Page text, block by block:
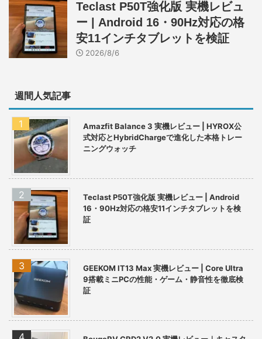
Teclast P50T強化版 実機レビュ
ー | Android 16・90Hz対応の格
安11インチタブレットを検証
2026/8/6
週間人気記事
Amazfit Balance 3 実機レビュー | HYROX公
式対応とHybridChargeで進化した本格トレー
ニングウォッチ
Teclast P50T強化版 実機レビュー | Android
16・90Hz対応の格安11インチタブレットを検
証
GEEKOM IT13 Max 実機レビュー | Core Ultra
9搭載ミニPCの性能・ゲーム・静音性を徹底検
証